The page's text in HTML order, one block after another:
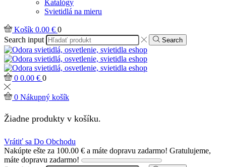
Katalógy
Svietidlá na mieru
Košík 0.00 € 0
Search input
Search
0 0.00 € 0
0 Nákupný košík
Žiadne produkty v košíku.
Vrátiť sa Do Obchodu
Nakúpte ešte za 100.00 € a máte dopravu zadarmo! Gratulujeme,
máte dopravu zadarmo!